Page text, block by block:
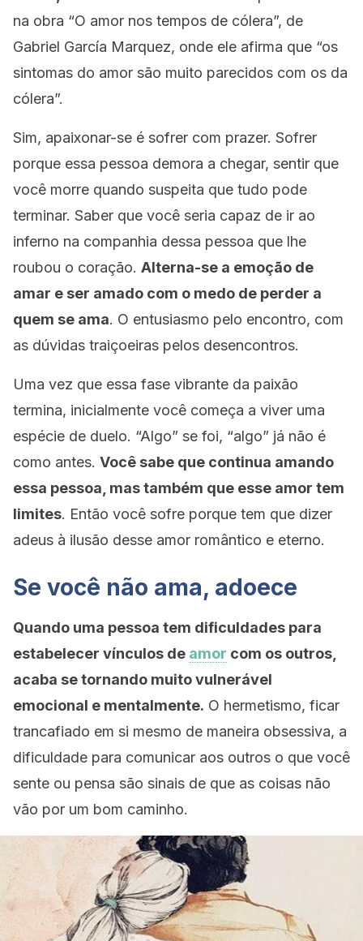
na obra “O amor nos tempos de cólera”, de
Gabriel García Marquez, onde ele afirma que “os
sintomas do amor são muito parecidos com os da
cólera”.
Sim, apaixonar-se é sofrer com prazer. Sofrer
porque essa pessoa demora a chegar, sentir que
você morre quando suspeita que tudo pode
terminar. Saber que você seria capaz de ir ao
inferno na companhia dessa pessoa que lhe
roubou o coração. Alterna-se a emoção de
amar e ser amado com o medo de perder a
quem se ama. O entusiasmo pelo encontro, com
as dúvidas traiçoeiras pelos desencontros.
Uma vez que essa fase vibrante da paixão
termina, inicialmente você começa a viver uma
espécie de duelo. “Algo” se foi, “algo” já não é
como antes. Você sabe que continua amando
essa pessoa, mas também que esse amor tem
limites. Então você sofre porque tem que dizer
adeus à ilusão desse amor romântico e eterno.
Se você não ama, adoece
Quando uma pessoa tem dificuldades para
estabelecer vínculos de amor com os outros,
acaba se tornando muito vulnerável
emocional e mentalmente. O hermetismo, ficar
trancafiado em si mesmo de maneira obsessiva, a
dificuldade para comunicar aos outros o que você
sente ou pensa são sinais de que as coisas não
vão por um bom caminho.